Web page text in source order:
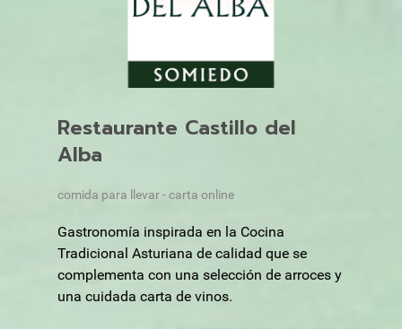
Restaurante Castillo del
Alba
comida para llevar - carta online
Gastronomía inspirada en la Cocina
Tradicional Asturiana de calidad que se
complementa con una selección de arroces y
una cuidada carta de vinos.